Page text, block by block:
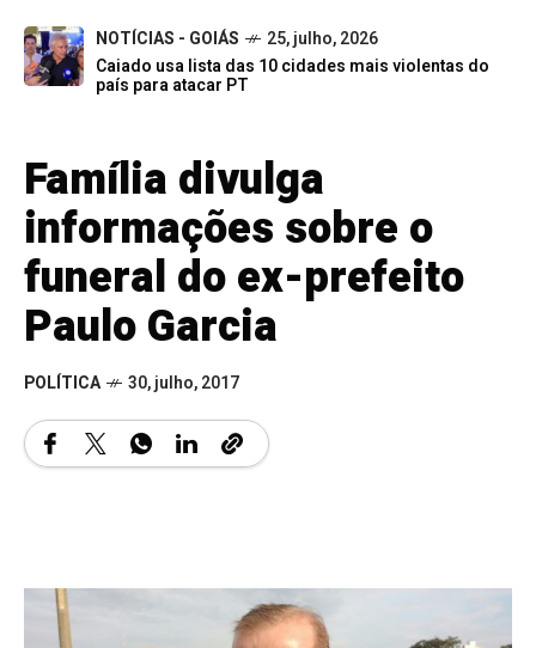
NOTÍCIAS - GOIÁS
25, julho, 2026
Caiado usa lista das 10 cidades mais violentas do
país para atacar PT
Família divulga
informações sobre o
funeral do ex-prefeito
Paulo Garcia
POLÍTICA 30, julho, 2017